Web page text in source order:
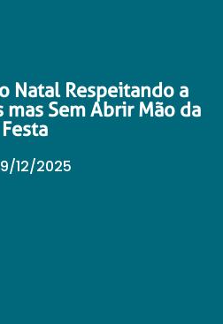
Natal Respeitando a
Sem Abrir Mão da
Festa
12/2025